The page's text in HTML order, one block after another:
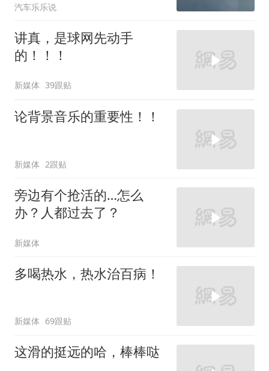
汽车乐乐说
讲真，是球网先动手
的！！！
新媒体 39跟贴
论背景音乐的重要性！！
新媒体 2跟贴
旁边有个抢活的…怎么
办？人都过去了？
新媒体
多喝热水，热水治百病！
新媒体 69跟贴
这滑的挺远的哈，棒棒哒